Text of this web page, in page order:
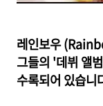
레인보우
그들의 '데뷔
수록되어 있습니